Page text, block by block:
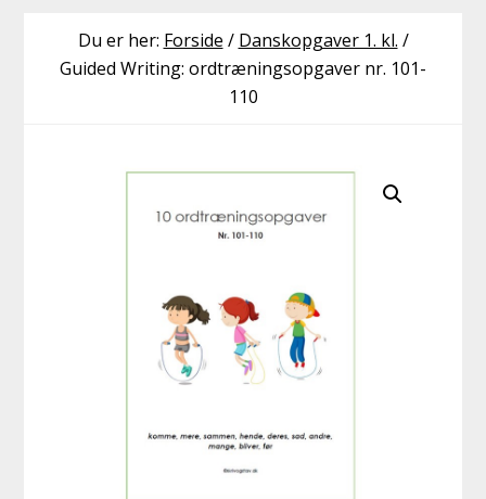
Du er her: Forside / Danskopgaver 1. kl. /
Guided Writing: ordtræningsopgaver nr. 101-
110